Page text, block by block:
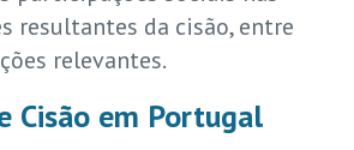
resultantes da cisão, entre
relevantes.
Cisão em Portugal